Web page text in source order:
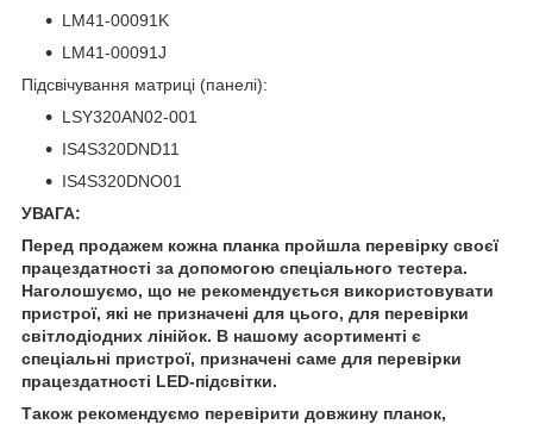
LM41-00091K
LM41-00091J
Підсвічування матриці (панелі):
LSY320AN02-001
IS4S320DND11
IS4S320DNO01
УВАГА:
Перед продажем кожна планка пройшла перевірку своєї
працездатності за допомогою спеціального тестера.
Наголошуємо, що не рекомендується використовувати
пристрої, які не призначені для цього, для перевірки
світлодіодних лінійок. В нашому асортименті є
спеціальні пристрої, призначені саме для перевірки
працездатності LED-підсвітки.
Також рекомендуємо перевірити довжину планок,